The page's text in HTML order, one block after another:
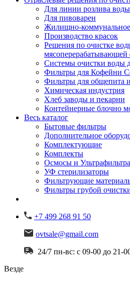
Для линии розлива
Для пивоварен
Жилищно-коммунальное
Производство красок
Решения по очистке
мясоперерабатывающей
Системы очистки воды
Фильтры для Кофейни
Фильтры для общепита
Химическая индустрия
Хлеб заводы и пекарни
Контейнерные блочно
Весь каталог
Бытовые фильтры
Дополнительное
Комплектующие
Комплекты
Осмосы и
УФ стерилизаторы
Фильтрующие
Фильтры грубой
+7 499 268 91 50
ovtsale@gmail.com
24/7 пн-вс: с 09-00 до 21-
Везде